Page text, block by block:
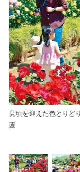
見頃を迎えた色とりど
園